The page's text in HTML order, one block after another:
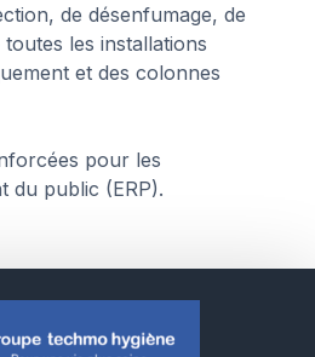
de désenfumage, de
les installations
et des colonnes
pour les
du public (ERP).